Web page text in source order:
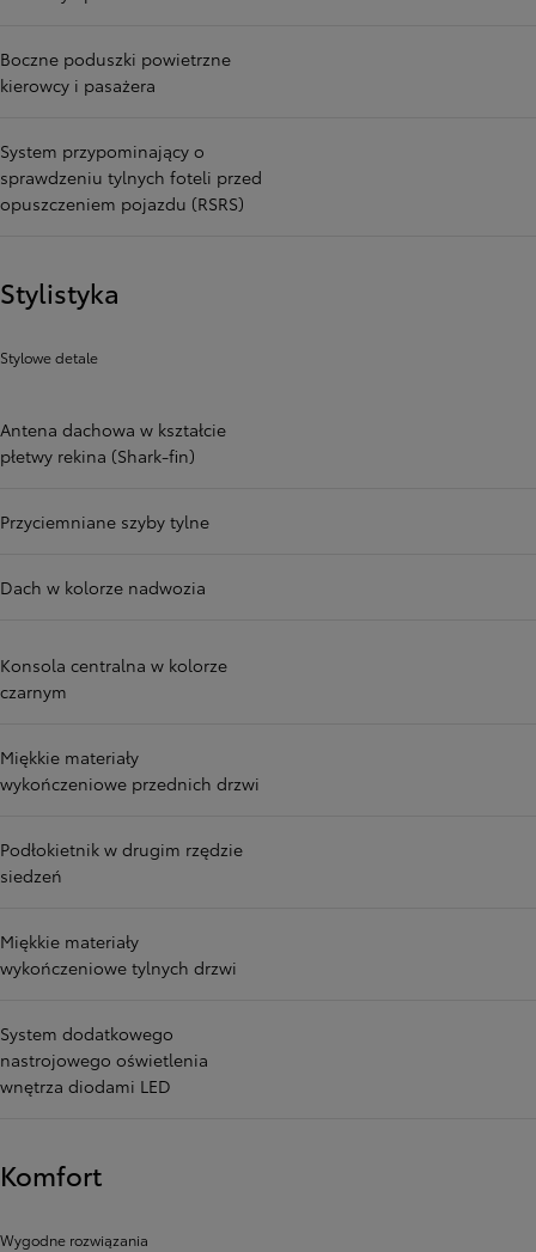
Boczne poduszki powietrzne
kierowcy i pasażera
System przypominający o
sprawdzeniu tylnych foteli przed
opuszczeniem pojazdu (RSRS)
Stylistyka
Stylowe detale
Antena dachowa w kształcie
płetwy rekina (Shark-fin)
Przyciemniane szyby tylne
Dach w kolorze nadwozia
Konsola centralna w kolorze
czarnym
Miękkie materiały
wykończeniowe przednich drzwi
Podłokietnik w drugim rzędzie
siedzeń
Miękkie materiały
wykończeniowe tylnych drzwi
System dodatkowego
nastrojowego oświetlenia
wnętrza diodami LED
Komfort
Wygodne rozwiązania